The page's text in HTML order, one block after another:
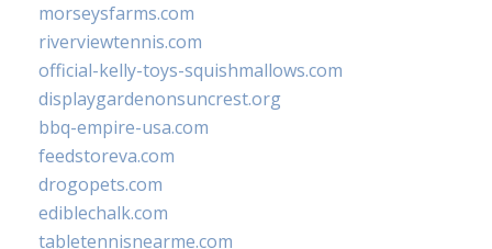
morseysfarms.com
riverviewtennis.com
official-kelly-toys-squishmallows.com
displaygardenonsuncrest.org
bbq-empire-usa.com
feedstoreva.com
drogopets.com
ediblechalk.com
tabletennisnearme.com